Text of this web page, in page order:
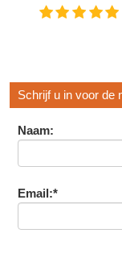
Schrijf u in voor de
Naam:
Email:*